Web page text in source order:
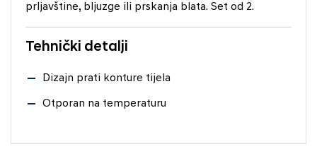
prljavštine, bljuzge ili prskanja blata. Set od 2.
Tehnički detalji
Dizajn prati konture tijela
Otporan na temperaturu